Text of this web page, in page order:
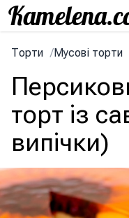
Торти /Мусові торти
торт із
випічки)